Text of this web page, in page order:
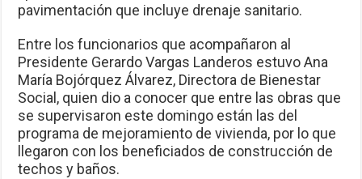
pavimentación que incluye drenaje sanitario.
Entre los funcionarios que acompañaron al
Presidente Gerardo Vargas Landeros estuvo Ana
María Bojórquez Álvarez, Directora de Bienestar
Social, quien dio a conocer que entre las obras que
se supervisaron este domingo están las del
programa de mejoramiento de vivienda, por lo que
llegaron con los beneficiados de construcción de
techos y baños.